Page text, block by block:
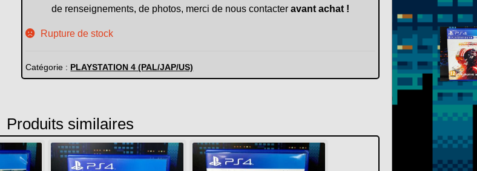
de renseignements, de photos, merci de nous contacteravant achat !
Rupture de stock
Catégorie : PLAYSTATION 4 (PAL/JAP/US)
Produits similaires